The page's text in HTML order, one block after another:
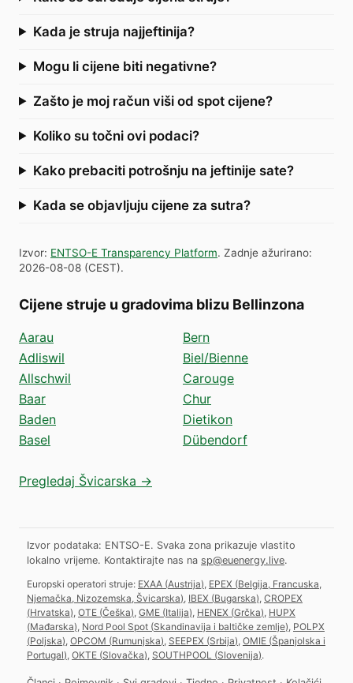
Kada je struja najjeftinija?
Mogu li cijene biti negativne?
Zašto je moj račun viši od spot cijene?
Koliko su točni ovi podaci?
Kako prebaciti potrošnju na jeftinije sate?
Kada se objavljuju cijene za sutra?
Izvor: ENTSO-E Transparency Platform. Zadnje ažurirano:
2026-08-08 (CEST).
Cijene struje u gradovima blizu Bellinzona
Aarau
Adliswil
Allschwil
Baar
Baden
Basel
Bern
Biel/Bienne
Carouge
Chur
Dietikon
Dübendorf
Pregledaj Švicarska →
Izvor podataka: ENTSO-E. Svaka zona prikazuje vlastito
lokalno vrijeme. Kontaktirajte nas na sp@euenergy.live.
Europski operatori struje: EXAA (Austrija) EPEX (Belgija, Francuska,
Njemačka, Nizozemska, Švicarska) IBEX (Bugarska) CROPEX
(Hrvatska) OTE (Češka) GME (Italija) HENEX (Grčka) HUPX
(Mađarska) Nord Pool Spot (Skandinavija i baltičke zemlje) POLPX
(Poljska) OPCOM (Rumunjska) SEEPEX (Srbija) OMIE (Španjolska i
Portugal) OKTE (Slovačka) SOUTHPOOL (Slovenija).